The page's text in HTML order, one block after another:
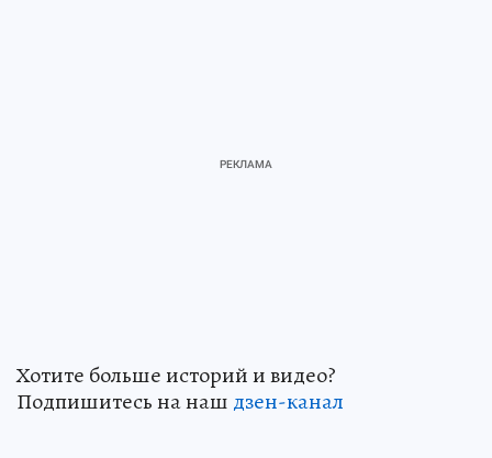
Хотите больше историй и видео?
Подпишитесь на наш дзен-канал